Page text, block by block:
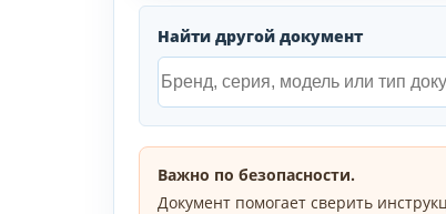
Найти другой документ
Важно по безопасности.
Документ помогает сверить